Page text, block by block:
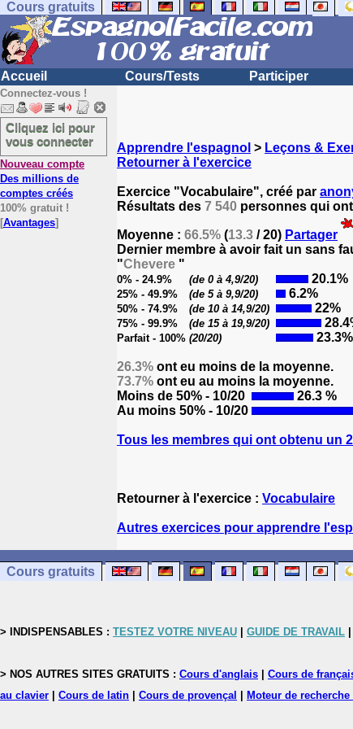
Cours gratuits
Accueil Cours/Tests Participer
Connectez-vous !
Cliquez ici pour
vous connecter
Nouveau compte
Des millions de
comptes créés
100% gratuit !
[Avantages]
Apprendre l'espagnol > Leçons &
Retourner à l'exercice
Exercice "Vocabulaire", créé par
Résultats des 7 540 personnes qui
Moyenne : 66.5% (13.3 / 20) Partager
Dernier membre à avoir fait un sans
"Chevere "
0% - 24.9% (de 0 à 4,9/20) 20.1%
25% - 49.9% (de 5 à 9,9/20) 6.2%
50% - 74.9% (de 10 à 14,9/20) 22%
75% - 99.9% (de 15 à 19,9/20)
Parfait - 100% (20/20) 23.3%
26.3% ont eu moins de la moyenne.
73.7% ont eu au moins la moyenne.
Moins de 50% - 10/20
26.3 %
Au moins 50% - 10/20
Tous les membres qui ont obtenu un
Retourner à l'exercice : Vocabulaire
Autres exercices pour apprendre
Cours gratuits
> INDISPENSABLES : TESTEZ VOTRE NIVEAU GUIDE DE TRAVAIL
> NOS AUTRES SITES GRATUITS : Cours d'anglais Cours de
au clavier
Cours de latin Cours de provençal Moteur de